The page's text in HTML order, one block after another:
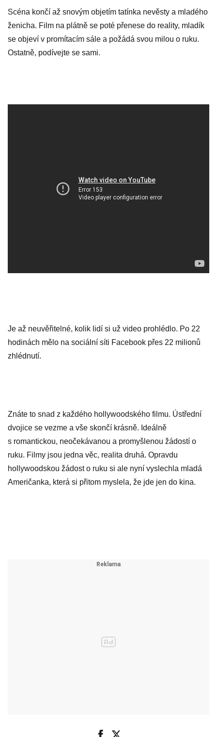
Scéna končí až snovým objetím tatínka nevěsty a mladého
ženicha. Film na plátně se poté přenese do reality, mladík
se objeví v promítacím sále a požádá svou milou o ruku.
Ostatně, podívejte se sami.
Je až neuvěřitelné, kolik lidí si už video prohlédlo. Po 22
hodinách mělo na sociální síti Facebook přes 22 milionů
zhlédnutí.
Znáte to snad z každého hollywoodského filmu. Ústřední
dvojice se vezme a vše skončí krásně. Ideálně
s romantickou, neočekávanou a promyšlenou žádostí o
ruku. Filmy jsou jedna věc, realita druhá. Opravdu
hollywoodskou žádost o ruku si ale nyní vyslechla mladá
Američanka, která si přitom myslela, že jde jen do kina.